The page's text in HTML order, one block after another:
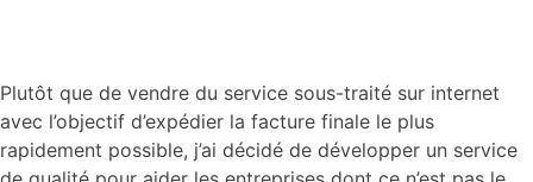
Plutôt que de vendre du service sous-traité sur internet
avec l’objectif d’expédier la facture finale le plus
rapidement possible, j’ai décidé de développer un service